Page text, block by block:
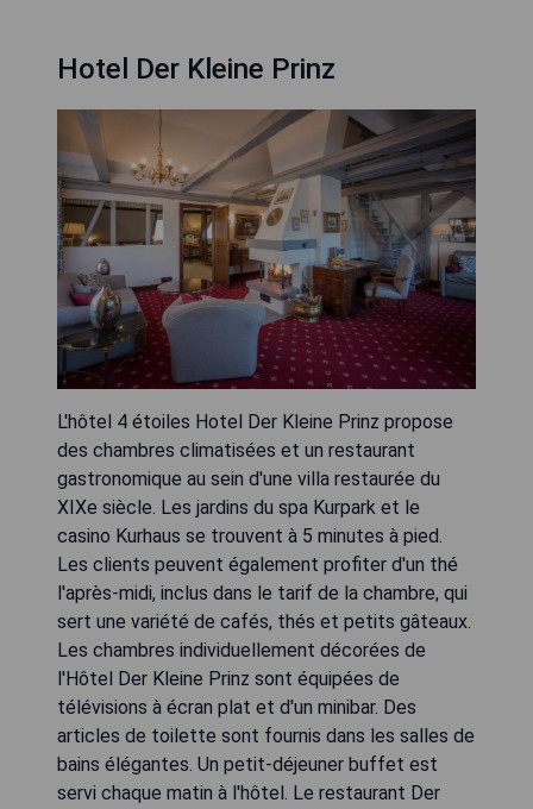
Hotel Der Kleine Prinz
L'hôtel 4 étoiles Hotel Der Kleine Prinz propose
des chambres climatisées et un restaurant
gastronomique au sein d'une villa restaurée du
XIXe siècle. Les jardins du spa Kurpark et le
casino Kurhaus se trouvent à 5 minutes à pied.
Les clients peuvent également profiter d'un thé
l'après-midi, inclus dans le tarif de la chambre, qui
sert une variété de cafés, thés et petits gâteaux.
Les chambres individuellement décorées de
l'Hôtel Der Kleine Prinz sont équipées de
télévisions à écran plat et d'un minibar. Des
articles de toilette sont fournis dans les salles de
bains élégantes. Un petit-déjeuner buffet est
servi chaque matin à l'hôtel. Le restaurant Der